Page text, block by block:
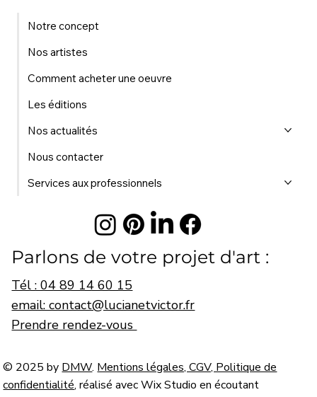
Parlons de votre projet d'art :
Tél : 04 89 14 60 15
email: contact@lucianetvictor.fr
Prendre rendez-vous
Notre concept
Nos artistes
Comment acheter une oeuvre
Les éditions
Nos actualités
Nous contacter
Services aux professionnels
© 2025 by DMW. Mentions légales, CGV, Politique de
confidentialité, réalisé avec Wix Studio en écoutant